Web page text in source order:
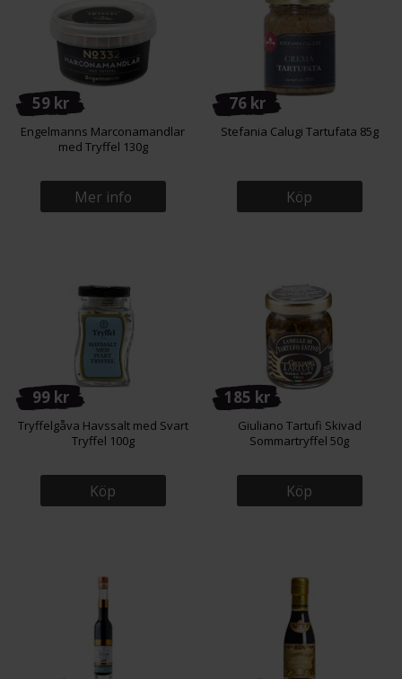
59 kr
Engelmanns Marconamandlar
med Tryffel 130g
Mer info
76 kr
Stefania Calugi Tartufata 85g
Köp
99 kr
Tryffelgåva Havssalt med Svart
Tryffel 100g
Köp
185 kr
Giuliano Tartufi Skivad
Sommartryffel 50g
Köp